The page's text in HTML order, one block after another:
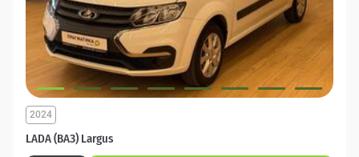
LADA (ВАЗ) Largus
2024